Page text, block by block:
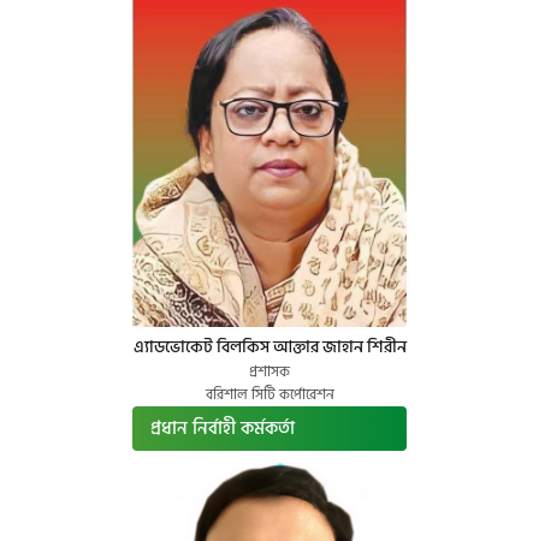
এ্যাডভোকেট বিলকিস আক্তার জাহান শিরীন
প্রশাসক
বরিশাল সিটি কর্পোরেশন
প্রধান নির্বাহী কর্মকর্তা